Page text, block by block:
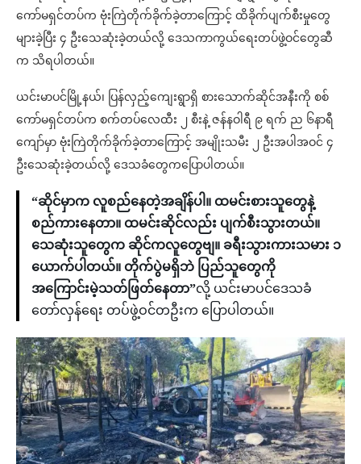
ကော်မရှင်တပ်က ဗုံးကြဲတိုက်ခိုက်ခဲ့တာကြောင့် ထိခိုက်ပျက်စီးမှုတွေ
များခဲ့ပြီး ၄ ဦးသေဆုံးခဲ့တယ်လို့ ဒေသကာကွယ်ရေးတပ်ဖွဲ့ဝင်တွေဆီ
က သိရပါတယ်။
ယင်းမာပင်မြို့နယ်၊ ပြန်လှည့်ကျေးရွာရှိ စားသောက်ဆိုင်အနီးကို စစ်
ကော်မရှင်တပ်က စက်တပ်လေထီး ၂ စီးနဲ့ ဇန်နဝါရီ ၉ ရက် ည ၆နာရီ
ကျော်မှာ ဗုံးကြဲတိုက်ခိုက်ခဲ့တာကြောင့် အမျိုးသမီး ၂ ဦးအပါအဝင် ၄
ဦးသေဆုံးခဲ့တယ်လို့ ဒေသခံတွေကပြောပါတယ်။
“ဆိုင်မှာက လူစည်နေတဲ့အချိန်ပါ။ ထမင်းစားသူတွေနဲ့
စည်ကားနေတာ။ ထမင်းဆိုင်လည်း ပျက်စီးသွားတယ်။
သေဆုံးသူတွေက ဆိုင်ကလူတွေဗျ။ ခရီးသွားကားသမား ၁
ယောက်ပါတယ်။ တိုက်ပွဲမရှိဘဲ ပြည်သူတွေကို
အကြောင်းမဲ့သတ်ဖြတ်နေတာ”လို့ ယင်းမာပင်ဒေသခံ
တော်လှန်ရေး တပ်ဖွဲ့ဝင်တဦးက ပြောပါတယ်။